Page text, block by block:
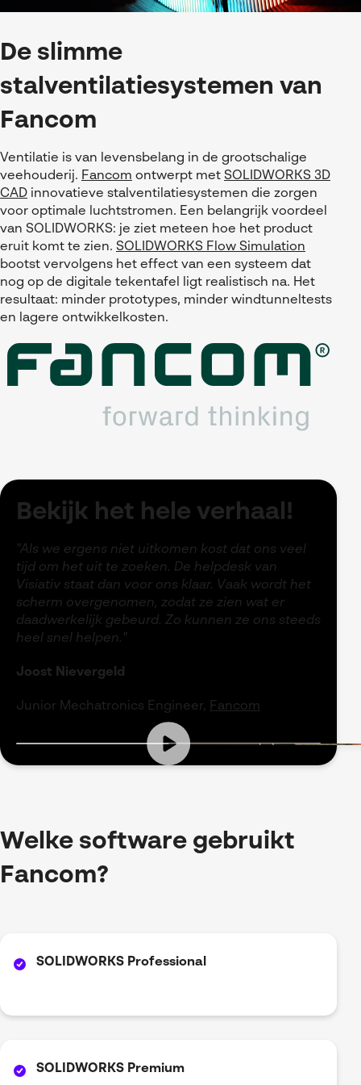
De slimme
stalventilatiesystemen van
Fancom
Ventilatie is van levensbelang in de grootschalige
veehouderij. Fancom ontwerpt met SOLIDWORKS 3D
CAD innovatieve stalventilatiesystemen die zorgen
voor optimale luchtstromen. Een belangrijk voordeel
van SOLIDWORKS: je ziet meteen hoe het product
eruit komt te zien. SOLIDWORKS Flow Simulation
bootst vervolgens het effect van een systeem dat
nog op de digitale tekentafel ligt realistisch na. Het
resultaat: minder prototypes, minder windtunneltests
en lagere ontwikkelkosten.
Bekijk het hele verhaal!
"Als we ergens niet uitkomen kost dat ons veel
tijd om het uit te zoeken. De helpdesk van
Visiativ staat dan voor ons klaar. Vaak wordt het
scherm overgenomen, zodat ze zien wat er
daadwerkelijk gebeurd. Zo kunnen ze ons steeds
heel snel helpen."
Joost Nievergeld
Junior Mechatronics Engineer, Fancom
Welke software gebruikt
Fancom?
SOLIDWORKS Professional
SOLIDWORKS Premium